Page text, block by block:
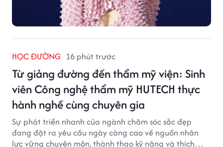
HỌC ĐƯỜNG 16 phút trước
Từ giảng đường đến thẩm mỹ viện: Sinh
viên Công nghệ thẩm mỹ HUTECH thực
hành nghề cùng chuyên gia
Sự phát triển nhanh của ngành chăm sóc sắc đẹp
đang đặt ra yêu cầu ngày càng cao về nguồn nhân
lực vững chuyên môn, thành thạo kỹ năng và thích